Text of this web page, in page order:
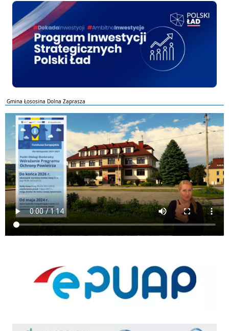
Polski ład
Gmina Łososina Dolna Zaprasza
ekointerwencja